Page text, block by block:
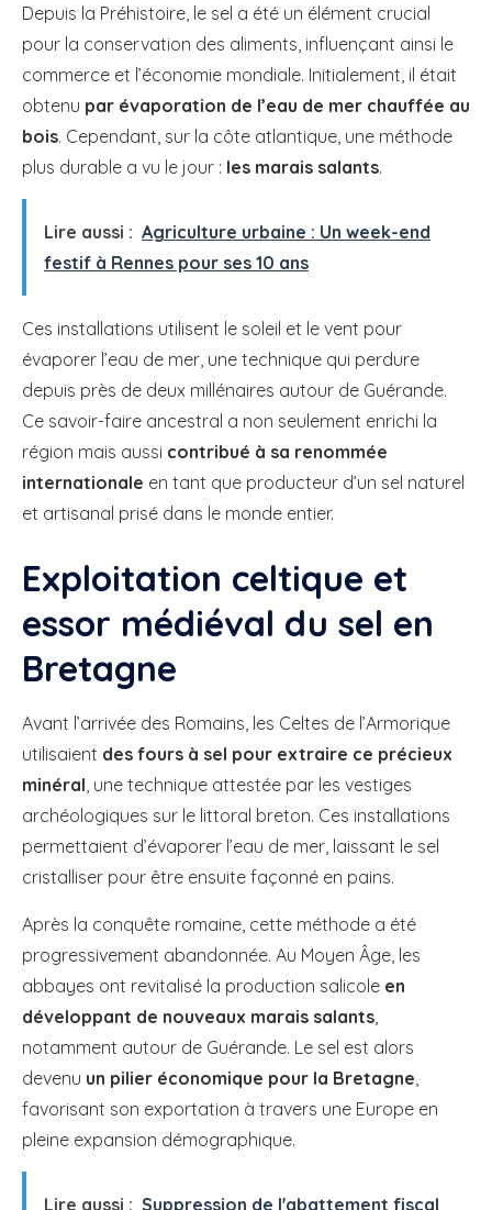
Depuis la Préhistoire, le sel a été un élément crucial
pour la conservation des aliments, influençant ainsi le
commerce et l’économie mondiale. Initialement, il était
obtenu par évaporation de l’eau de mer chauffée au
bois. Cependant, sur la côte atlantique, une méthode
plus durable a vu le jour : les marais salants.
Lire aussi : Agriculture urbaine : Un week-end
festif à Rennes pour ses 10 ans
Ces installations utilisent le soleil et le vent pour
évaporer l’eau de mer, une technique qui perdure
depuis près de deux millénaires autour de Guérande.
Ce savoir-faire ancestral a non seulement enrichi la
région mais aussi contribué à sa renommée
internationale en tant que producteur d’un sel naturel
et artisanal prisé dans le monde entier.
Exploitation celtique et
essor médiéval du sel en
Bretagne
Avant l’arrivée des Romains, les Celtes de l’Armorique
utilisaient des fours à sel pour extraire ce précieux
minéral , une technique attestée par les vestiges
archéologiques sur le littoral breton. Ces installations
permettaient d’évaporer l’eau de mer, laissant le sel
cristalliser pour être ensuite façonné en pains.
Après la conquête romaine, cette méthode a été
progressivement abandonnée. Au Moyen Âge, les
abbayes ont revitalisé la production salicole en
développant de nouveaux marais salants
notamment autour de Guérande. Le sel est alors
devenu un pilier économique pour la Bretagne
favorisant son exportation à travers une Europe en
pleine expansion démographique.
Lire aussi : Suppression de l'abattement fiscal